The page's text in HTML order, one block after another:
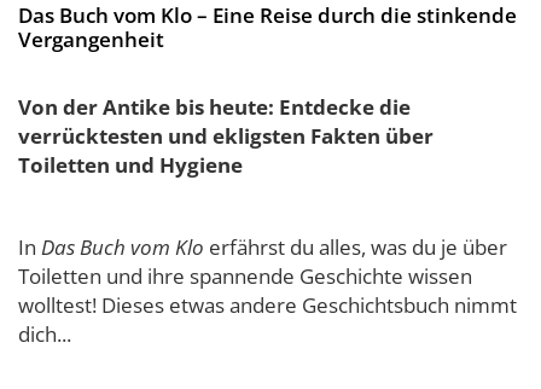
Das Buch vom Klo – Eine Reise durch die stinkende
Vergangenheit
Von der Antike bis heute: Entdecke die
verrücktesten und ekligsten Fakten über
Toiletten und Hygiene
In Das Buch vom Klo erfährst du alles, was du je über
Toiletten und ihre spannende Geschichte wissen
wolltest! Dieses etwas andere Geschichtsbuch nimmt
dich...